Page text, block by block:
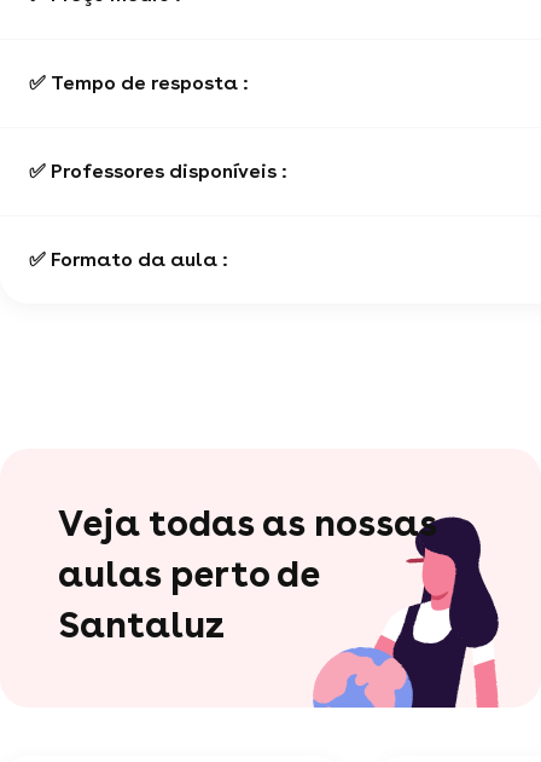
✅ Tempo de resposta :
✅ Professores disponíveis :
✅ Formato da aula :
Veja todas as nossas
aulas perto de
Santaluz